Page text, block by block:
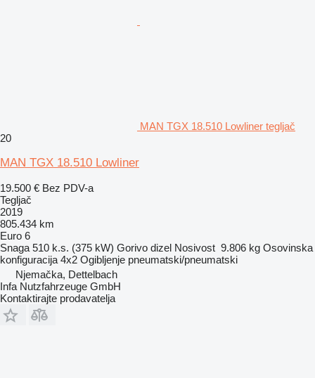
MAN TGX 18.510 Lowliner tegljač
20
MAN TGX 18.510 Lowliner
19.500 € Bez PDV-a
Tegljač
2019
805.434 km
Euro 6
Snaga 510 k.s. (375 kW) Gorivo dizel Nosivost 9.806 kg Osovinska
konfiguracija 4x2 Ogibljenje pneumatski/pneumatski
Njemačka, Dettelbach
Infa Nutzfahrzeuge GmbH
Kontaktirajte prodavatelja